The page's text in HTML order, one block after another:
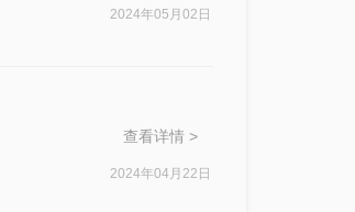
2024年05月02日
查看详情 >
2024年04月22日